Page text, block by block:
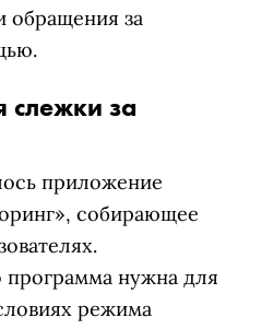
обращения за
слежки за
приложение
собирающее
программа нужна для
режима